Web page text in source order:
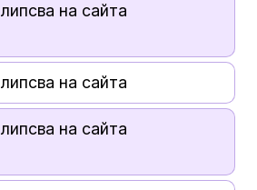
липсва на сайта
липсва на сайта
липсва на сайта